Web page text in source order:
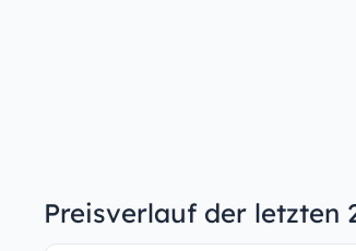
Preisverlauf der letzten